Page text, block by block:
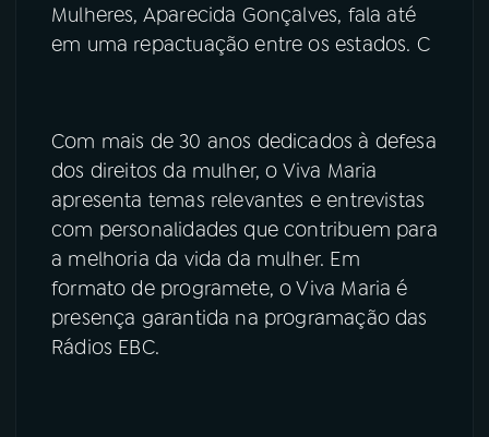
Mulheres, Aparecida Gonçalves, fala até
em uma repactuação entre os estados. C
Com mais de 30 anos dedicados à defesa
dos direitos da mulher, o Viva Maria
apresenta temas relevantes e entrevistas
com personalidades que contribuem para
a melhoria da vida da mulher. Em
formato de programete, o Viva Maria é
presença garantida na programação das
Rádios EBC.